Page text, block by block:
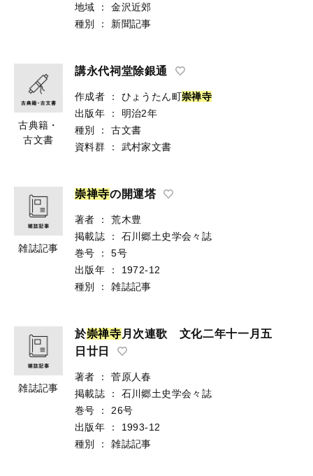
地域
：
金沢近郊
種別
： 新聞記事
古典籍・
古文書
講永代祠堂除銀通
作成者 ： ひょうたん町崇禅寺
出版年
：
明治2年
種別
：
古文書
資料群
： 武村家文書
雑誌記事
崇禅寺の開運塔
著者 ：
荒木豊
掲載誌
：
石川郷土史学会々誌
巻号
：
5号
出版年
：
1972-12
種別
： 雑誌記事
雑誌記事
於崇禅寺 月次連歌 文化二年十一月五
日廿日
著者 ：
菅原人春
掲載誌
：
石川郷土史学会々誌
巻号
：
26号
出版年
：
1993-12
種別
： 雑誌記事